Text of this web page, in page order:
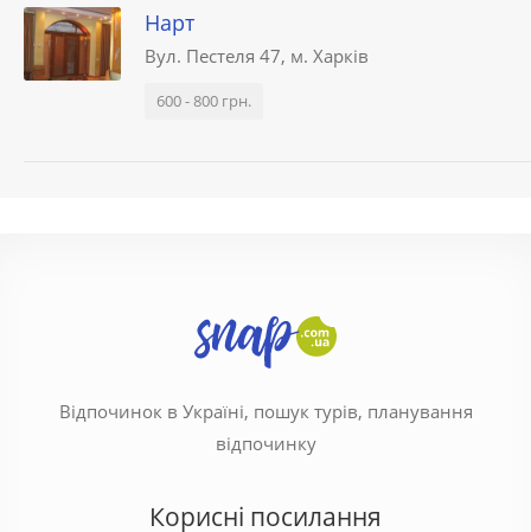
Нарт
Вул. Пестеля 47, м. Харків
600 - 800 грн.
Відпочинок в Україні, пошук турів, планування
відпочинку
Корисні посилання